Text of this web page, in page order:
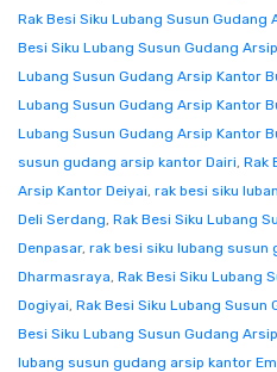
Rak Besi Siku Lubang Susun Gudang
Besi Siku Lubang Susun Gudang
Lubang Susun Gudang Arsip Kantor
Lubang Susun Gudang Arsip Kantor
Lubang Susun Gudang Arsip Kantor
susun gudang arsip kantor Dairi, Rak
Arsip Kantor Deiyai, rak besi siku
Deli Serdang, Rak Besi Siku Lubang
Denpasar, rak besi siku lubang susun
Dharmasraya, Rak Besi Siku Lubang
Dogiyai, Rak Besi Siku Lubang Susun
Besi Siku Lubang Susun Gudang
lubang susun gudang arsip kantor